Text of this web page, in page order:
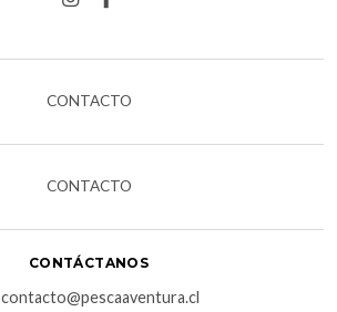
CONTACTO
CONTACTO
CONTÁCTANOS
contacto@pescaaventura.cl